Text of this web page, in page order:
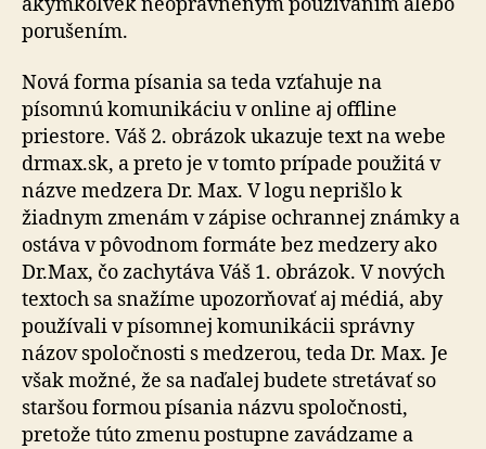
porušením.
Nová forma písania sa teda vzťahuje na
písomnú komunikáciu v online aj offline
priestore. Váš 2. obrázok ukazuje text na webe
drmax.sk, a preto je v tomto prípade použitá v
názve medzera Dr. Max. V logu neprišlo k
žiadnym zmenám v zápise ochrannej známky a
ostáva v pôvodnom formáte bez medzery ako
Dr.Max, čo zachytáva Váš 1. obrázok. V nových
textoch sa snažíme upozorňovať aj médiá, aby
používali v písomnej komunikácii správny
názov spoločnosti s medzerou, teda Dr. Max. Je
však možné, že sa naďalej budete stretávať so
staršou formou písania názvu spoločnosti,
pretože túto zmenu postupne zavádzame a